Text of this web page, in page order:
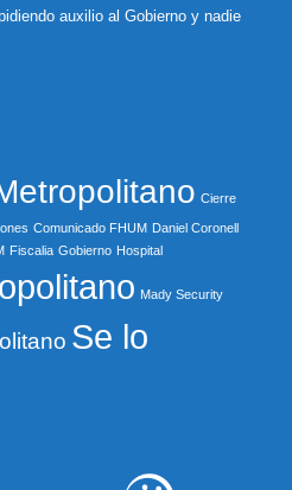
auxilio al Gobierno y nadie
Cierre
Comunicado FHUM Daniel Coronell
Fiscalia Gobierno Hospital
Mady Security
Se lo